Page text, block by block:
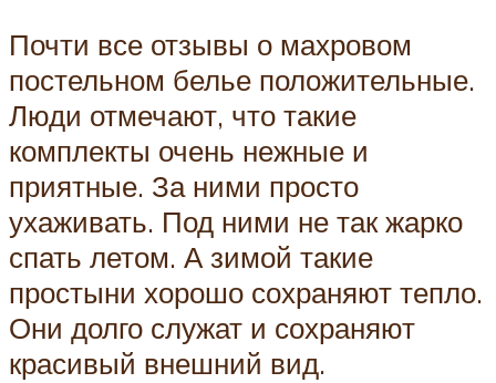
Почти все отзывы о махровом
постельном белье положительные.
Люди отмечают, что такие
комплекты очень нежные и
приятные. За ними просто
ухаживать. Под ними не так жарко
спать летом. А зимой такие
простыни хорошо сохраняют тепло.
Они долго служат и сохраняют
красивый внешний вид.